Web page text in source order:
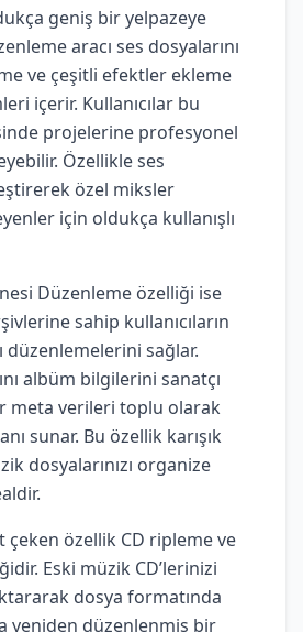
geniş bir yelpazeye
aracı ses dosyalarını
ve çeşitli efektler ekleme
içerir. Kullanıcılar bu
projelerine profesyonel
Özellikle ses
özel miksler
için oldukça kullanışlı
Düzenleme özelliği ise
sahip kullanıcıların
düzenlemelerini sağlar.
albüm bilgilerini sanatçı
meta verileri toplu olarak
sunar. Bu özellik karışık
dosyalarınızı organize
çeken özellik CD ripleme ve
Eski müzik CD’lerinizi
dosya formatında
yeniden düzenlenmiş bir